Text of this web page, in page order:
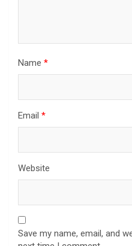
Name *
Email *
Website
Save my name, email, and